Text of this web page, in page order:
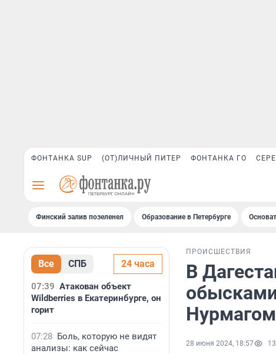
ФОНТАНКА SUP (ОТ)ЛИЧНЫЙ ПИТЕР ФОНТАНКА ГО
Финский залив позеленел Образование в Петербурге
Все СПБ 24 часа
07:39 Атакован объект
Wildberries в Екатеринбурге, он
горит
07:28 Боль, которую не видят
анализы: как сейчас
ПРОИСШЕСТВИЯ
В
28 июня 2024, 18:57